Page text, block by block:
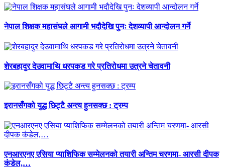
नेपाल शिक्षक महासंघले आगामी भदौदेखि पुनः देशव्यापी आन्दोलन गर्ने
शेरबहादुर देउवामाथि धरपकड गरे प्रतिरोधमा उत्रने चेतावनी
इरानसँगको युद्ध छिट्टै अन्त्य हुनसक्छ : ट्रम्प
एनआरएनए एसिया प्याशिफिक सम्मेलनको तयारी अन्तिम चरणमा- आरसी दीपक
कंडेल,…